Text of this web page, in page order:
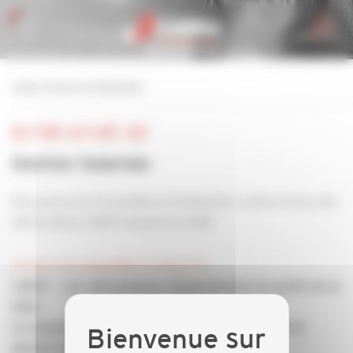
POUR VOUS INSCRIRE CLIQUEZ ICI
La nouvelle norme DSN entrera en vigueur le 1er
janvier 2022